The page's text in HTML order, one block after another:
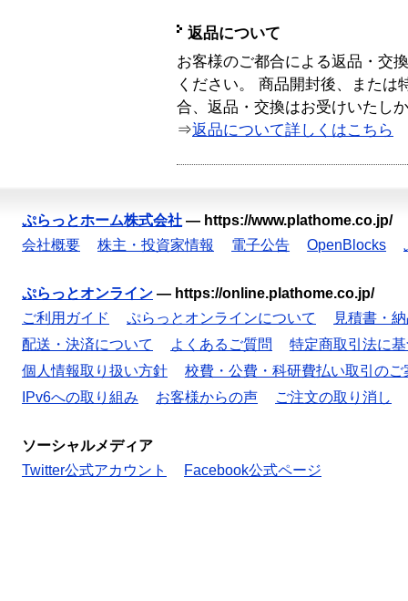
返品について
お客様のご都合による返品・交
ください。 商品開封後、または
合、返品・交換はお受けいたし
⇒返品について詳しくはこちら
ぷらっとホーム株式会社 — https://www.plathome.co.jp/
会社概要
株主・投資家情報 電子公告 OpenBlocks
ぷらっとオンライン — https://online.plathome.co.jp/
ご利用ガイド
ぷらっとオンラインについて
見積書・
配送・決済について
よくあるご質問
特定商取引法に
個人情報取り扱い方針
校費・公費・科研費払い取引のご
IPv6への取り組み
お客様からの声 ご注文の取り消し
ソーシャルメディア
Twitter公式アカウント
Facebook公式ページ